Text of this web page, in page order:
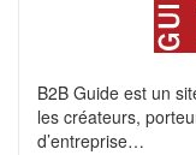
B2B Guide est un
les créateurs,
d’entreprise…